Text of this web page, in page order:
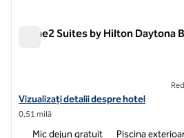
Home2 Suites by Hilton Daytona
Vizualizați detaliile hotelului pentru
Vizualizați detalii despre hotel
0,51 milă
Mic dejun gratuit Piscina